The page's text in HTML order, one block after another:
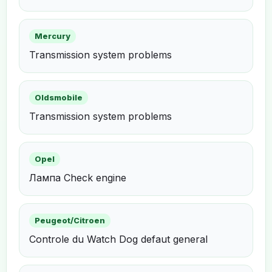
Mercury
Transmission system problems
Oldsmobile
Transmission system problems
Opel
Лампа Check engine
Peugeot/Citroen
Controle du Watch Dog defaut general